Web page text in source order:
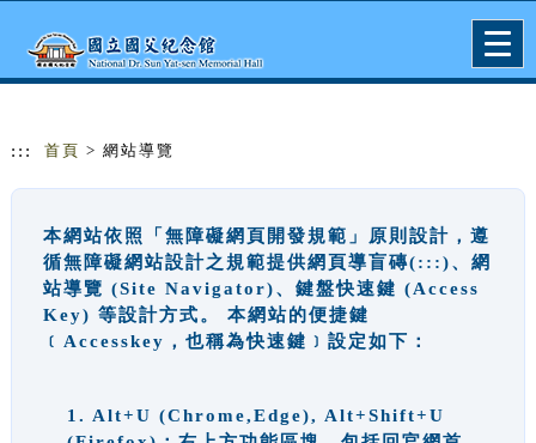
::: 首頁 > 網站導覽
本網站依照「無障礙網頁開發規範」原則設計，遵
循無障礙網站設計之規範提供網頁導盲磚(:::)、網
站導覽 (Site Navigator)、鍵盤快速鍵 (Access
Key) 等設計方式。 本網站的便捷鍵
﹝Accesskey，也稱為快速鍵﹞設定如下：
1. Alt+U (Chrome,Edge), Alt+Shift+U